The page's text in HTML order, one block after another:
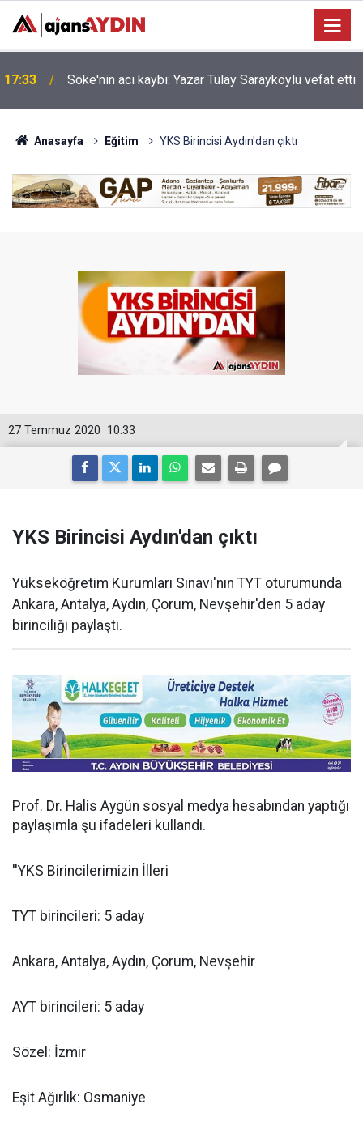
17:23
Nazilli'de motosiklet kazası: 16 yaşındaki Mustafa
vefat etti
Anasayfa Eğitim YKS Birincisi Aydın'dan çıktı
10:33
27 Temmuz 2020
YKS Birincisi Aydın'dan çıktı
Yükseköğretim Kurumları Sınavı'nın TYT oturumunda
Ankara, Antalya, Aydın, Çorum, Nevşehir'den 5 aday
birinciliği paylaştı.
Prof. Dr. Halis Aygün sosyal medya hesabından yaptığı
paylaşımla şu ifadeleri kullandı.
''YKS Birincilerimizin İlleri
TYT birincileri: 5 aday
Ankara, Antalya, Aydın, Çorum, Nevşehir
AYT birincileri: 5 aday
Sözel: İzmir
Eşit Ağırlık: Osmaniye